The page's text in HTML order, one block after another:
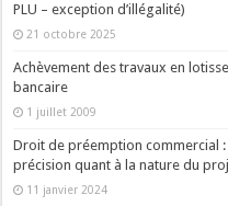
PLU – exception d’illégalité)
21 octobre 2025
Achèvement des travaux en
bancaire
1 juillet 2009
Droit de préemption commercial
précision quant à la nature du
11 janvier 2024